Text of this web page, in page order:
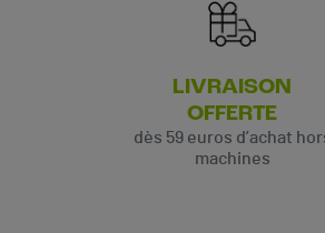
LIVRAISON
OFFERTE
dès 59 euros d’achat
machines